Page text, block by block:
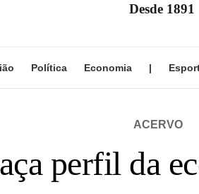
Desde 1891
Política Economia |
ACERVO
perfil da